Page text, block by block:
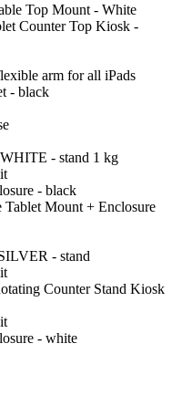
Top Mount - White
Counter Top Kiosk -
arm for all iPads
- black
- stand 1 kg
- black
Mount + Enclosure
- stand
Counter Stand Kiosk
- white